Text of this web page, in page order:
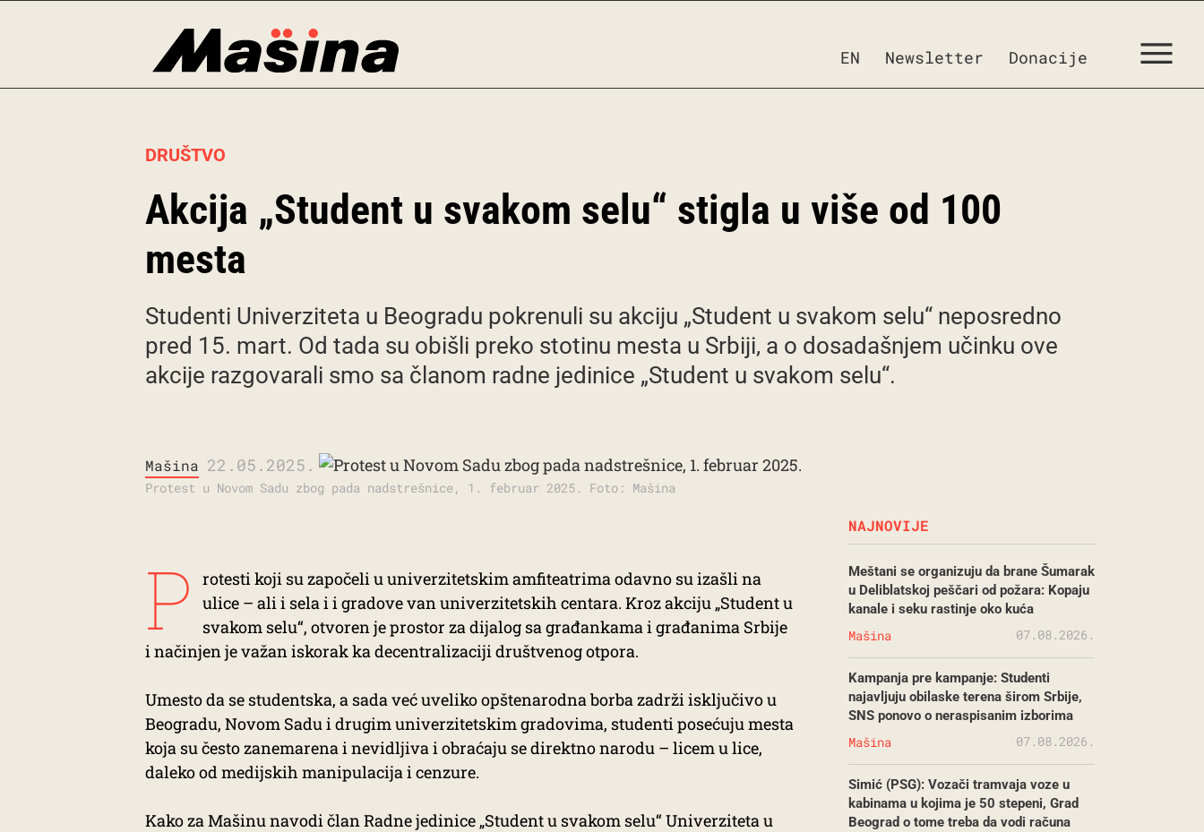
EN Newsletter Donacije
DRUŠTVO
Akcija „Student u svakom selu“ stigla u više od 100
mesta
Studenti Univerziteta u Beogradu pokrenuli su akciju „Student u svakom selu“ neposredno
pred 15. mart. Od tada su obišli preko stotinu mesta u Srbiji, a o dosadašnjem učinku ove
akcije razgovarali smo sa članom radne jedinice „Student u svakom selu“.
Mašina 22.05.2025.
Protest u Novom Sadu zbog pada nadstrešnice, 1. februar 2025. Foto: Mašina
P
rotesti koji su započeli u univerzitetskim amfiteatrima odavno su izašli na
ulice – ali i sela i i gradove van univerzitetskih centara. Kroz akciju „Student u
svakom selu“, otvoren je prostor za dijalog sa građankama i građanima Srbije
i načinjen je važan iskorak ka decentralizaciji društvenog otpora.
Umesto da se studentska, a sada već uveliko opštenarodna borba zadrži isključivo u
Beogradu, Novom Sadu i drugim univerzitetskim gradovima, studenti posećuju mesta
koja su često zanemarena i nevidljiva i obraćaju se direktno narodu – licem u lice,
daleko od medijskih manipulacija i cenzure.
Kako za Mašinu navodi član Radne jedinice „Student u svakom selu“ Univerziteta u
NAJNOVIJE
Meštani se organizuju da brane Šumarak
u Deliblatskoj peščari od požara: Kopaju
kanale i seku rastinje oko kuća
Mašina 07.08.2026.
Kampanja pre kampanje: Studenti
najavljuju obilaske terena širom Srbije,
SNS ponovo o neraspisanim izborima
Mašina 07.08.2026.
Simić (PSG): Vozači tramvaja voze u
kabinama u kojima je 50 stepeni, Grad
Beograd o tome treba da vodi računa